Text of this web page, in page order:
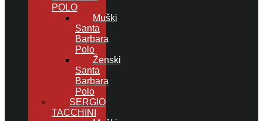
POLO
Muški
Santa
Barbara
Polo
Ženski
Santa
Barbara
Polo
SERGIO
TACCHINI